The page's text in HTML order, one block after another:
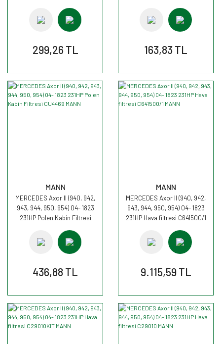
299,26 TL 163,83 TL
MANN
MERCEDES Axor II (940, 942,
943, 944, 950, 954) 04- 1823
231HP Polen Kabin Filtresi
436,88 TL
MANN
MERCEDES Axor II (940, 942,
943, 944, 950, 954) 04- 1823
231HP Hava filtresi C641500/1
9.115,59 TL